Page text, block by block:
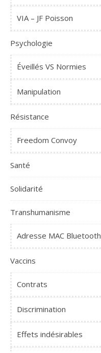
VIA – JF Poisson
Psychologie
Éveillés VS Normies
Manipulation
Résistance
Freedom Convoy
Santé
Solidarité
Transhumanisme
Adresse MAC Bluetooth
Vaccins
Contrats
Discrimination
Effets indésirables